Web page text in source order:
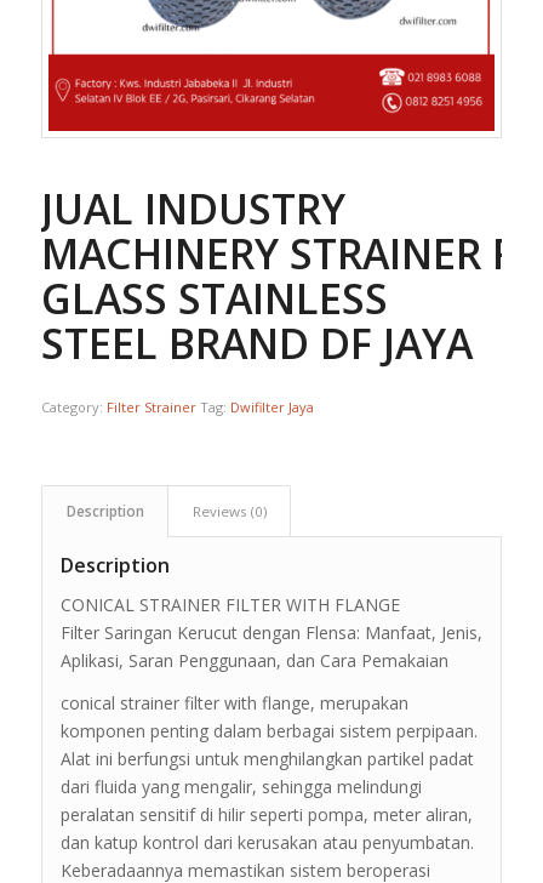
JUAL INDUSTRY
MACHINERY STRAINER
GLASS STAINLESS
STEEL BRAND DF JAYA
Category: Filter Strainer Tag: Dwifilter Jaya
Description Reviews (0)
Description
CONICAL STRAINER FILTER WITH FLANGE
Filter Saringan Kerucut dengan Flensa: Manfaat, Jenis,
Aplikasi, Saran Penggunaan, dan Cara Pemakaian
conical strainer filter with flange, merupakan
komponen penting dalam berbagai sistem perpipaan.
Alat ini berfungsi untuk menghilangkan partikel padat
dari fluida yang mengalir, sehingga melindungi
peralatan sensitif di hilir seperti pompa, meter aliran,
dan katup kontrol dari kerusakan atau penyumbatan.
Keberadaannya memastikan sistem beroperasi